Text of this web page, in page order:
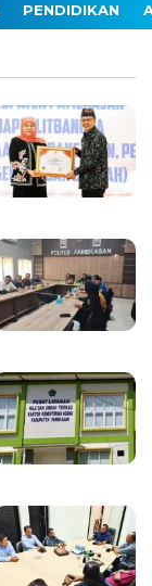
PENDIDIKAN